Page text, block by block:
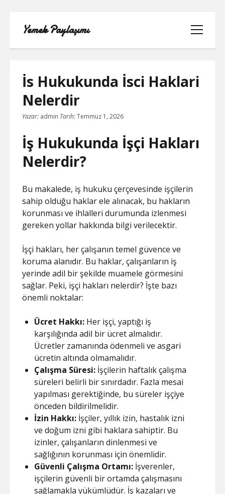
Yemek Paylaşımı
menüyü
aç
SAYFA LISTESI
SPOTIFY TAKIPÇI YÜKSELTME
TIKTOK GIZLI CANLI YAYIN IZLEME
TWITTER IZLENME GÖNDERME
ŞIFRESIZ
İs Hukukunda İsci Haklari
Nelerdir
Yazar: admin Tarih:Temmuz 1, 2026
İş Hukukunda İşçi Hakları
Nelerdir?
Bu makalede, iş hukuku çerçevesinde işçilerin
sahip olduğu haklar ele alınacak, bu hakların
korunması ve ihlalleri durumunda izlenmesi
gereken yollar hakkında bilgi verilecektir.
İşçi hakları, her çalışanın temel güvence ve
koruma alanıdır. Bu haklar, çalışanların iş
yerinde adil bir şekilde muamele görmesini
sağlar. Peki, işçi hakları nelerdir? İşte bazı
önemli noktalar:
Ücret Hakkı: Her işçi, yaptığı iş
karşılığında adil bir ücret almalıdır.
Ücretler zamanında ödenmeli ve asgari
ücretin altında olmamalıdır.
Çalışma Süresi: İşçilerin haftalık çalışma
süreleri belirli bir sınırdadır. Fazla mesai
yapılması gerektiğinde, bu süreler işçiye
önceden bildirilmelidir.
İzin Hakkı: İşçiler, yıllık izin, hastalık izni
ve doğum izni gibi haklara sahiptir. Bu
izinler, çalışanların dinlenmesi ve
sağlığının korunması için önemlidir.
Güvenli Çalışma Ortamı: İşverenler,
işçilerin güvenli bir ortamda çalışmasını
sağlamakla yükümlüdür. İş kazaları ve